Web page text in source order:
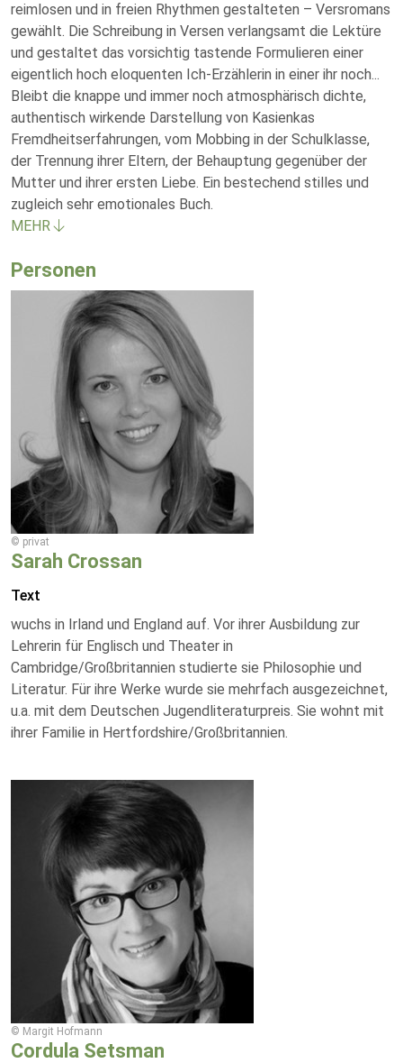
reimlosen und in freien Rhythmen gestalteten – Versromans
gewählt. Die Schreibung in Versen verlangsamt die Lektüre
und gestaltet das vorsichtig tastende Formulieren einer
eigentlich hoch eloquenten Ich-Erzählerin in einer ihr noch...
Bleibt die knappe und immer noch atmosphärisch dichte,
authentisch wirkende Darstellung von Kasienkas
Fremdheitserfahrungen, vom Mobbing in der Schulklasse,
der Trennung ihrer Eltern, der Behauptung gegenüber der
Mutter und ihrer ersten Liebe. Ein bestechend stilles und
zugleich sehr emotionales Buch.
MEHR
Personen
© privat
Sarah Crossan
Text
wuchs in Irland und England auf. Vor ihrer Ausbildung zur
Lehrerin für Englisch und Theater in
Cambridge/Großbritannien studierte sie Philosophie und
Literatur. Für ihre Werke wurde sie mehrfach ausgezeichnet,
u.a. mit dem Deutschen Jugendliteraturpreis. Sie wohnt mit
ihrer Familie in Hertfordshire/Großbritannien.
© Margit Hofmann
Cordula Setsman